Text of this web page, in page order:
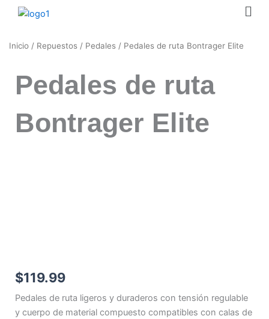
Inicio / Repuestos / Pedales / Pedales de ruta Bontrager Elite
Pedales de ruta
Bontrager Elite
$119.99
Pedales de ruta ligeros y duraderos con tensión regulable
y cuerpo de material compuesto compatibles con calas de